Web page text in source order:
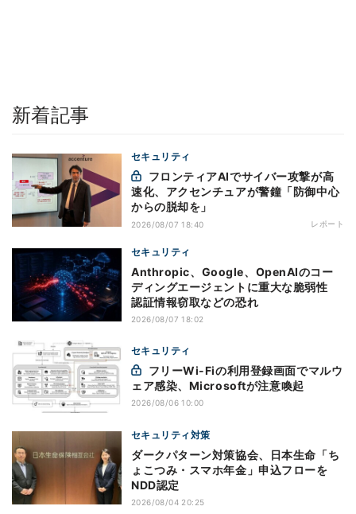
新着記事
セキュリティ
速化、アクセンチュアが警鐘「防御中心
からの脱却を」
2026/08/07 18:40 レポート
セキュリティ
Anthropic、Google、OpenAIのコー
ディングエージェントに重大な脆弱性
認証情報窃取などの恐れ
2026/08/07 18:02
セキュリティ
ェア感染、Microsoftが注意喚起
2026/08/06 10:00
セキュリティ対策
ダークパターン対策協会、日本生命「ち
ょこつみ・スマホ年金」申込フローを
NDD認定
2026/08/04 20:25